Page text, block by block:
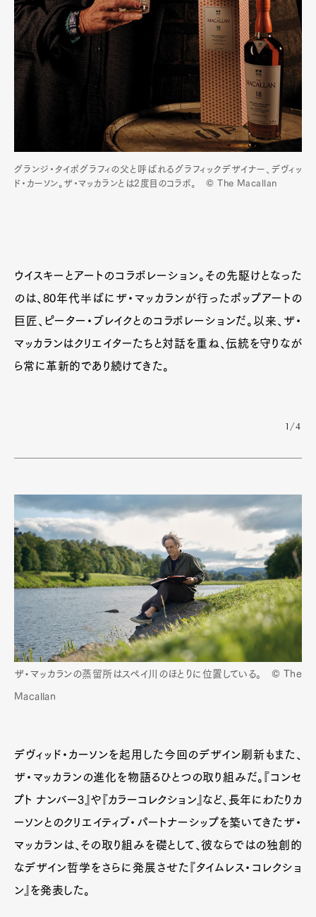
Art&DesignWatchFashion
GourmetCars
ProductCultureLifestyle
Pen Membership
Magazine
Official Columnist
About
Contact
Pen Meet
Pen international Pen tw
グランジ・タイポグラフィの父と呼ばれるグラフィックデザイナー、デヴィッ
ド・カーソン。ザ・マッカランとは2度目のコラボ。 © The Macallan
ウイスキーとアートのコラボレーション。その先駆けとなった
のは、80年代半ばにザ・マッカランが行ったポップアートの
巨匠、ピーター・ブレイクとのコラボレーションだ。以来、ザ・
マッカランはクリエイターたちと対話を重ね、伝統を守りなが
ら常に革新的であり続けてきた。
1/4
ザ・マッカランの蒸留所はスペイ川のほとりに位置している。 © The
Macallan
デヴィッド・カーソンを起用した今回のデザイン刷新もまた、
ザ・マッカランの進化を物語るひとつの取り組みだ。『コンセ
プト ナンバー3』や『カラーコレクション』など、長年にわたりカ
ーソンとのクリエイティブ・パートナーシップを築いてきたザ・
マッカランは、その取り組みを礎として、彼ならではの独創的
なデザイン哲学をさらに発展させた『タイムレス・コレクショ
ン』を発表した。